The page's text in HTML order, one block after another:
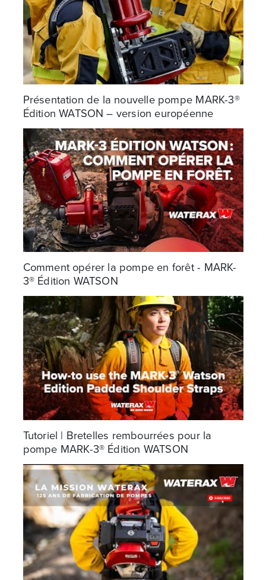
Présentation de la nouvelle pompe MARK-3®
Édition WATSON – version européenne
Comment opérer la pompe en forêt - MARK-
3® Édition WATSON
Tutoriel | Bretelles rembourrées pour la
pompe MARK-3® Édition WATSON